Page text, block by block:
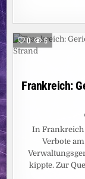
0 6
Frankreich:
In Frankreich
Verbote
kippte. Zur